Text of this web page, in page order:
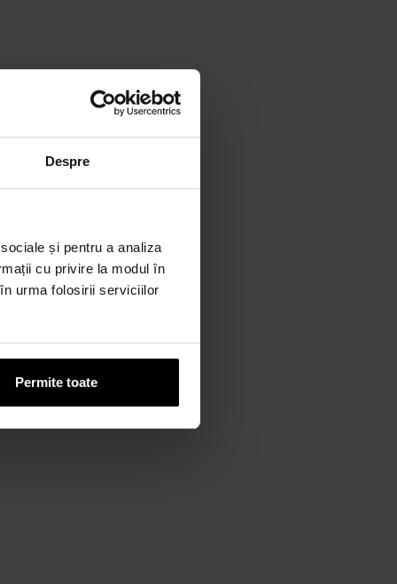
Despre
și pentru a analiza
cu privire la modul în
urma folosirii serviciilor
Permite toate